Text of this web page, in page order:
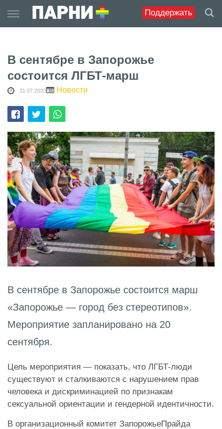
Поддержать
to
content
В сентябре в Запорожье
состоится ЛГБТ-марш
31.07.2020 Новости
В сентябре в Запорожье состоится марш
«Запорожье — город без стереотипов».
Мероприятие запланировано на 20
сентября.
Цель мероприятия — показать, что ЛГБТ-люди
существуют и сталкиваются с нарушением прав
человека и дискриминацией по признакам
сексуальной ориентации и гендерной идентичности.
В организационный комитет ЗапорожьеПрайда